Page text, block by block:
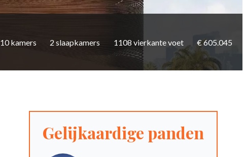
10 kamers 2 slaapkamers 1108 vierkante voet € 605.045
Gelijkaardige panden